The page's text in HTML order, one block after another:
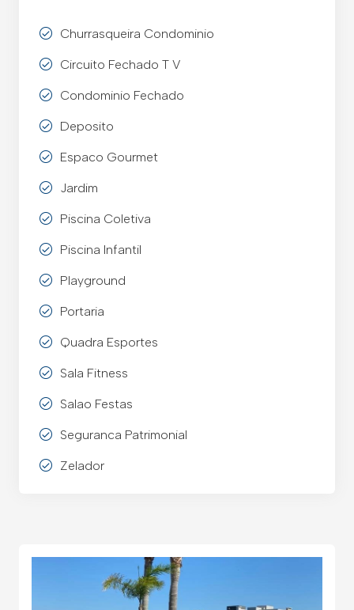
Churrasqueira Condominio
Circuito Fechado T V
Condominio Fechado
Deposito
Espaco Gourmet
Jardim
Piscina Coletiva
Piscina Infantil
Playground
Portaria
Quadra Esportes
Sala Fitness
Salao Festas
Seguranca Patrimonial
Zelador